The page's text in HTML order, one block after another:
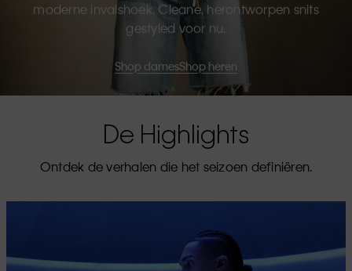
moderne invalshoek. Cleane, herontworpen snits
gestyled voor nu.
Shop damesShop heren
De Highlights
Ontdek de verhalen die het seizoen definiëren.